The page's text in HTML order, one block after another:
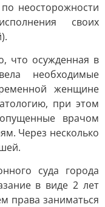
неосторожности
своих
что осужденная в
необходимые
женщине
при этом
врачом
Через несколько
суда города
в виде 2 лет
права заниматься